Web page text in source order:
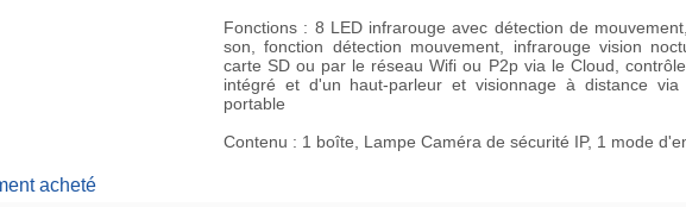
Fonctions : 8 LED infrarouge avec détection de
son, fonction détection mouvement, infrarouge vision
carte SD ou par le réseau Wifi ou P2p via le Cloud,
intégré et d'un haut-parleur et visionnage à distance via
portable
Contenu : 1 boîte, Lampe Caméra de sécurité IP, 1 mode
acheté